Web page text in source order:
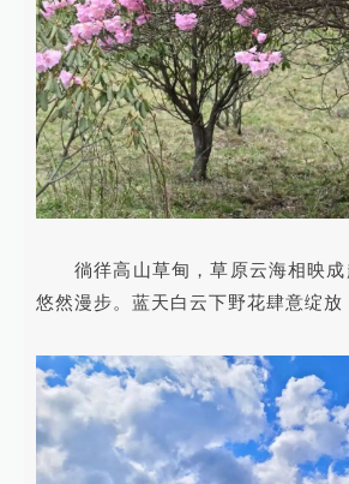
徜徉高山草甸，草原云海相映
悠然漫步。蓝天白云下野花肆意绽放